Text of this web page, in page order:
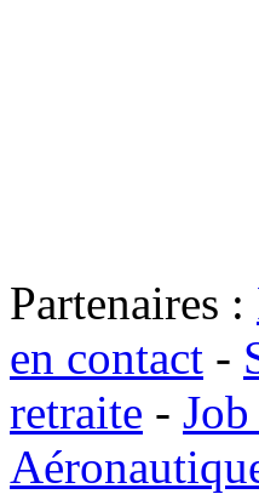
Partenaires :
en contact -
retraite -